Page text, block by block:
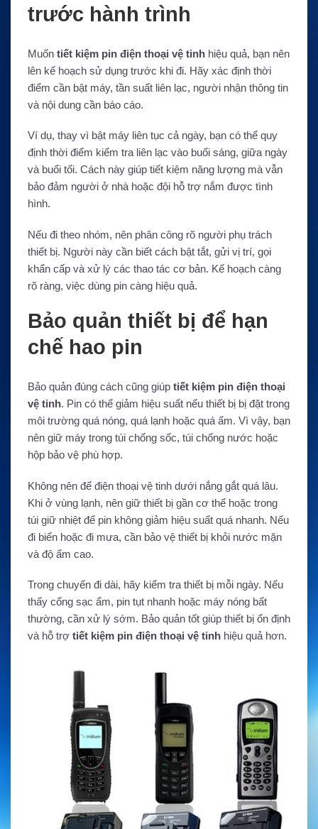
trước hành trình
Muốn tiết kiệm pin điện thoại vệ tinh hiệu quả, bạn nên
lên kế hoạch sử dụng trước khi đi. Hãy xác định thời
điểm cần bật máy, tần suất liên lạc, người nhận thông tin
và nội dung cần báo cáo.
Ví dụ, thay vì bật máy liên tục cả ngày, bạn có thể quy
định thời điểm kiểm tra liên lạc vào buổi sáng, giữa ngày
và buổi tối. Cách này giúp tiết kiệm năng lượng mà vẫn
bảo đảm người ở nhà hoặc đội hỗ trợ nắm được tình
hình.
Nếu đi theo nhóm, nên phân công rõ người phụ trách
thiết bị. Người này cần biết cách bật tắt, gửi vị trí, gọi
khẩn cấp và xử lý các thao tác cơ bản. Kế hoạch càng
rõ ràng, việc dùng pin càng hiệu quả.
Bảo quản thiết bị để hạn
chế hao pin
Bảo quản đúng cách cũng giúp tiết kiệm pin điện thoại
vệ tinh. Pin có thể giảm hiệu suất nếu thiết bị bị đặt trong
môi trường quá nóng, quá lạnh hoặc quá ẩm. Vì vậy, bạn
nên giữ máy trong túi chống sốc, túi chống nước hoặc
hộp bảo vệ phù hợp.
Không nên để điện thoại vệ tinh dưới nắng gắt quá lâu.
Khi ở vùng lạnh, nên giữ thiết bị gần cơ thể hoặc trong
túi giữ nhiệt để pin không giảm hiệu suất quá nhanh. Nếu
đi biển hoặc đi mưa, cần bảo vệ thiết bị khỏi nước mặn
và độ ẩm cao.
Trong chuyến đi dài, hãy kiểm tra thiết bị mỗi ngày. Nếu
thấy cổng sạc ẩm, pin tụt nhanh hoặc máy nóng bất
thường, cần xử lý sớm. Bảo quản tốt giúp thiết bị ổn định
và hỗ trợ tiết kiệm pin điện thoại vệ tinh hiệu quả hơn.